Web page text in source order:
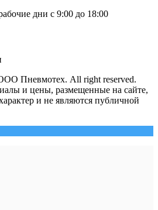
дни с 9:00 до 18:00
Пневмотех. All right reserved.
и цены, размещенные на сайте,
и не являются публичной